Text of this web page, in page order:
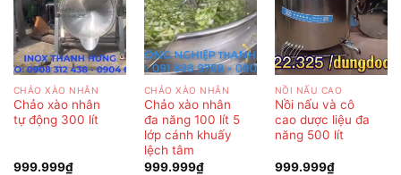
CHẢO XÀO NHÂN
Chảo xào nhân
tự động 300 lít
999.999₫
CHẢO XÀO NHÂN
Chảo xào nhân
đa năng 100 lít 5
lớp cánh khuấy
lệch tâm
999.999₫
NỒI NẤU CAO
Nồi nấu và cô
cao dược liệu đa
năng 500 lít
999.999₫